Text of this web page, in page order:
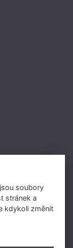
soubory
stránek a
kdykoli změnit